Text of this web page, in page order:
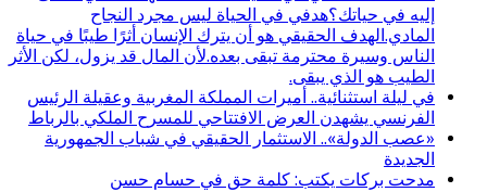
إليه في حياتك؟هدفي في الحياة ليس مجرد النجاح
المادي.الهدف الحقيقي هو أن يترك الإنسان أثرًا طيبًا في حياة
الناس وسيرة محترمة تبقى بعده.لأن المال قد يزول، لكن الأثر
الطيب هو الذي يبقى.
في ليلة استثنائية.. أميرات المملكة المغربية وعقيلة الرئيس
الفرنسي يشهدن العرض الافتتاحي للمسرح الملكي بالرباط
«عصب الدولة».. الاستثمار الحقيقي في شباب الجمهورية
الجديدة
مدحت بركات يكتب: كلمة حق في حسام حسن